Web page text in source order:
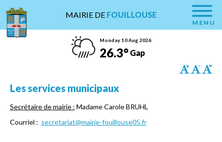
MAIRIE DE FOUILLOUSE
MENU
Monday 10 Aug 2026
26.3° Gap
Les services municipaux
Secrétaire de mairie : Madame Carole BRUHL
Courriel : secretariat@mairie-fouillouse05.fr